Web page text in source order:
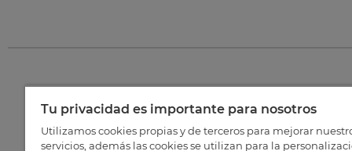
Tu privacidad es importante para nosotros
Utilizamos cookies propias y de terceros para mejorar
servicios, además las cookies se utilizan para la